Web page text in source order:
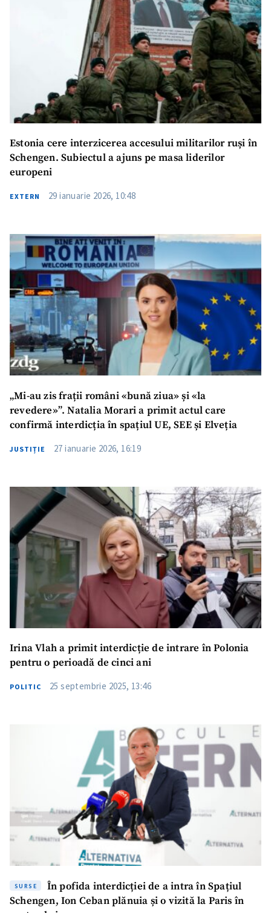
Estonia cere interzicerea accesului militarilor ruși în
Schengen. Subiectul a ajuns pe masa liderilor
europeni
EXTERN 29 ianuarie 2026, 10:48
„Mi-au zis frații români «bună ziua» și «la
revedere»”. Natalia Morari a primit actul care
confirmă interdicția în spațiul UE, SEE și Elveția
JUSTIȚIE 27 ianuarie 2026, 16:19
Irina Vlah a primit interdicție de intrare în Polonia
pentru o perioadă de cinci ani
POLITIC 25 septembrie 2025, 13:46
SURSE
În pofida interdicției de a intra în Spațiul
Schengen, Ion Ceban plănuia și o vizită la Paris în